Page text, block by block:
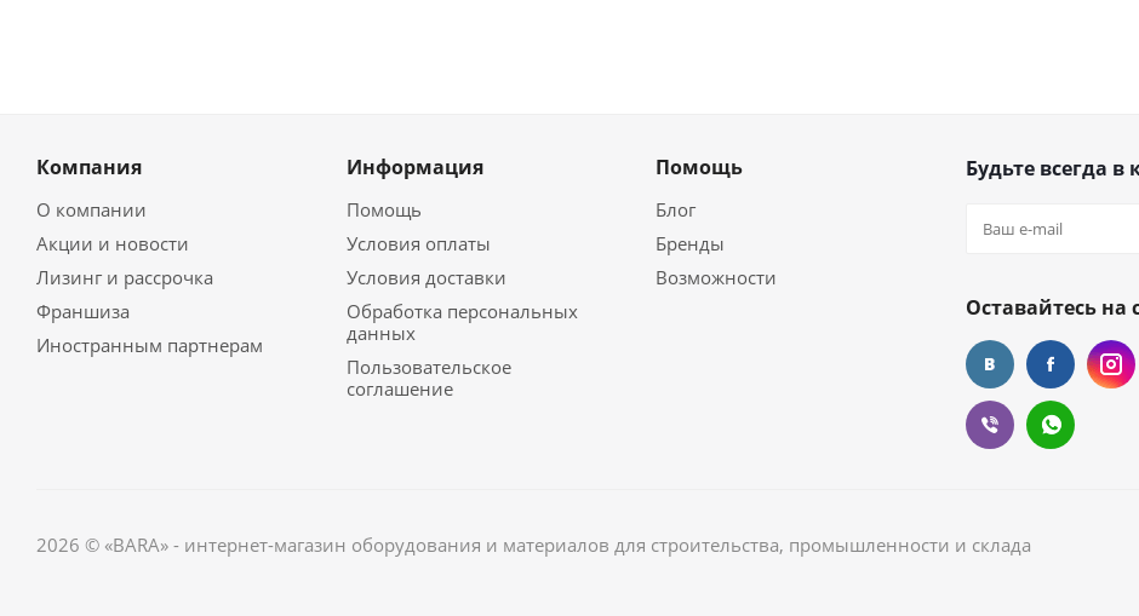
Компания
О компании
Акции и новости
Лизинг и рассрочка
Франшиза
Иностранным партнерам
Информация
Помощь
Условия оплаты
Условия доставки
Обработка персональных
данных
Пользовательское
соглашение
Помощь
Блог
Бренды
Возможности
Будьте всегда в
Оставайтесь на
2026 © «BARA» - интернет-магазин оборудования и материалов для строительства, промышленности и склада